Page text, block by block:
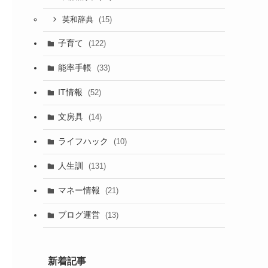
英和辞典 (15)
子育て (122)
能率手帳 (33)
IT情報 (52)
文房具 (14)
ライフハック (10)
人生訓 (131)
マネー情報 (21)
ブログ運営 (13)
新着記事